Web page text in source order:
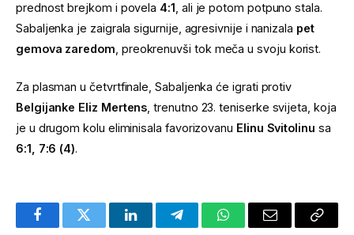
prednost brejkom i povela 4:1 , ali je potom potpuno stala.
Sabaljenka je zaigrala sigurnije, agresivnije i nanizala pet
gemova zaredom , preokrenuvši tok meča u svoju korist.
Za plasman u četvrtfinale, Sabaljenka će igrati protiv
Belgijanke Eliz Mertens , trenutno 23. teniserke svijeta, koja
je u drugom kolu eliminisala favorizovanu Elinu Svitolinu sa
6:1, 7:6 (4).
FacebookTwitter LinkedInTelegramWhatsAppEmail
Copy